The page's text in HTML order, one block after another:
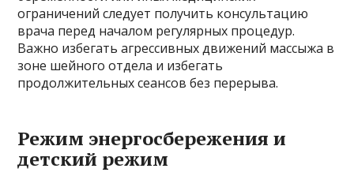
ограничений следует получить консультацию
врача перед началом регулярных процедур.
Важно избегать агрессивных движений массыжа в
зоне шейного отдела и избегать
продолжительных сеансов без перерыва.
Режим энергосбережения и
детский режим